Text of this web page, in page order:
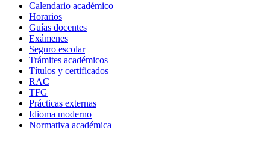
Calendario académico
Horarios
Guías docentes
Exámenes
Seguro escolar
Trámites académicos
Títulos y certificados
RAC
TFG
Prácticas externas
Idioma moderno
Normativa académica